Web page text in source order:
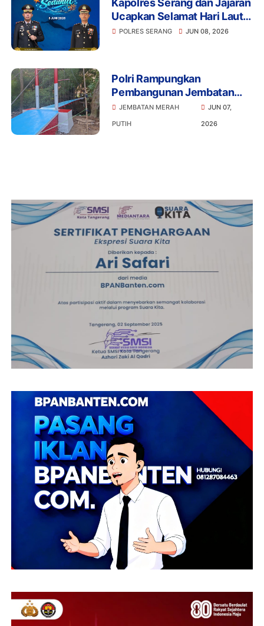
Kapolres Serang dan Jajaran
Ucapkan Selamat Hari Laut
Sedunia, Ajak Masyarakat
POLRES SERANG JUN 08, 2026
Polri Rampungkan
Pembangunan Jembatan
Merah Putih Presisi di Desa
Pasirbuyut, Kabupaten
JEMBATAN MERAH
PUTIH
JUN 07,
2026